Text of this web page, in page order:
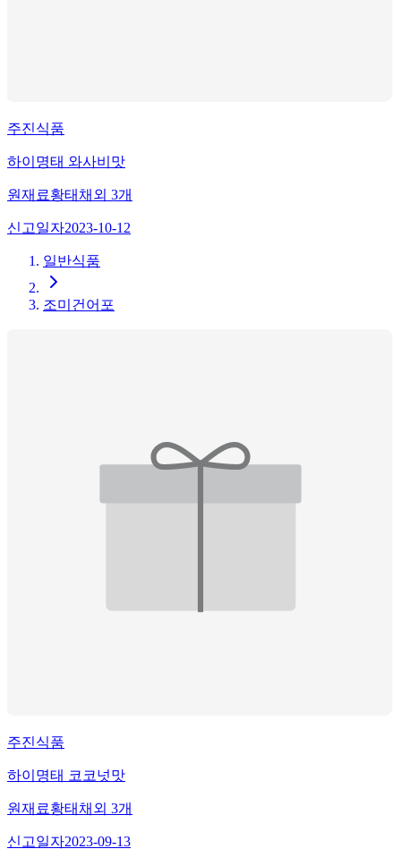
주진식품
하이명태 와사비맛
원재료황태채 외 3개
신고일자2023-10-12
일반식품
조미건어포
주진식품
하이명태 코코넛맛
원재료황태채 외 3개
신고일자2023-09-13